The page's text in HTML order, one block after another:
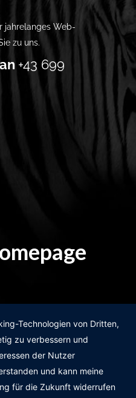
jahrelanges Web-
zu uns.
+43 699
Technologien von Dritten,
zu verbessern und
der Nutzer
und kann meine
für die Zukunft widerrufen